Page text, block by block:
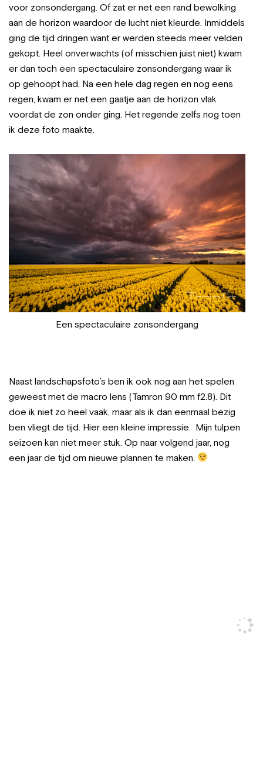
voor zonsondergang. Of zat er net een rand bewolking
aan de horizon waardoor de lucht niet kleurde. Inmiddels
ging de tijd dringen want er werden steeds meer velden
gekopt. Heel onverwachts (of misschien juist niet) kwam
er dan toch een spectaculaire zonsondergang waar ik
op gehoopt had. Na een hele dag regen en nog eens
regen, kwam er net een gaatje aan de horizon vlak
voordat de zon onder ging. Het regende zelfs nog toen
ik deze foto maakte.
Een spectaculaire zonsondergang
Naast landschapsfoto’s ben ik ook nog aan het spelen
geweest met de macro lens (Tamron 90 mm f2.8). Dit
doe ik niet zo heel vaak, maar als ik dan eenmaal bezig
ben vliegt de tijd. Hier een kleine impressie. Mijn tulpen
seizoen kan niet meer stuk. Op naar volgend jaar, nog
een jaar de tijd om nieuwe plannen te maken.